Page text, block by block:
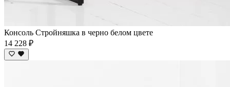
Консоль Стройняшка в черно белом цвете
14 228 ₽